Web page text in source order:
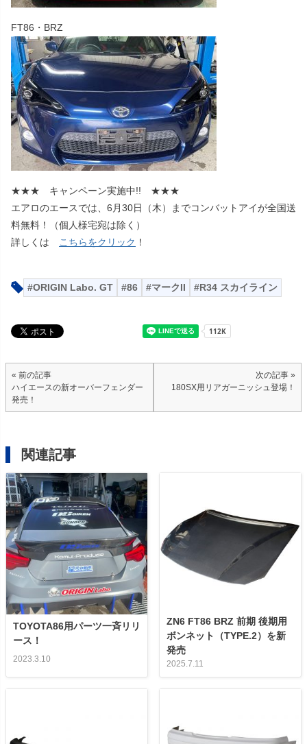
FT86・BRZ
★★★ キャンペーン実施中!! ★★★
エアロのエースでは、6月30日（木）までコンバットアイが全国送
料無料！（個人様宅宛は除く）
詳しくは
こちらをクリック ！
ORIGIN Labo. GT 86 マークII R34 スカイライン
« 前の記事
ハイエースの新オーバーフェンダー
発売！
次の記事 »
180SX用リアガーニッシュ登場！
関連記事
TOYOTA86用パーツ一斉リリ
ース！
2023.3.10
ZN6 FT86 BRZ 前期 後期用
ボンネット（TYPE.2）を新
発売
2025.7.11